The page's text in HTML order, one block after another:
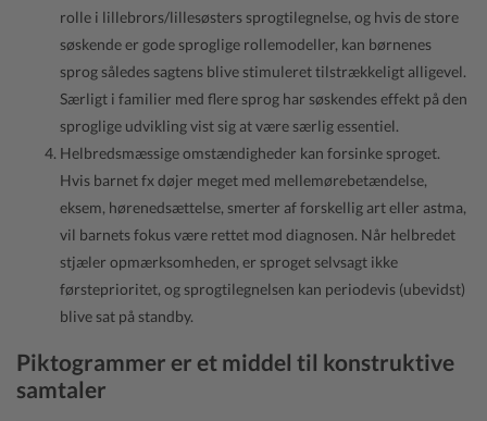
rolle i lillebrors/lillesøsters sprogtilegnelse, og hvis de store
søskende er gode sproglige rollemodeller, kan børnenes
sprog således sagtens blive stimuleret tilstrækkeligt alligevel.
Særligt i familier med flere sprog har søskendes effekt på den
sproglige udvikling vist sig at være særlig essentiel.
Helbredsmæssige omstændigheder kan forsinke sproget.
Hvis barnet fx døjer meget med mellemørebetændelse,
eksem, hørenedsættelse, smerter af forskellig art eller astma,
vil barnets fokus være rettet mod diagnosen. Når helbredet
stjæler opmærksomheden, er sproget selvsagt ikke
førsteprioritet, og sprogtilegnelsen kan periodevis (ubevidst)
blive sat på standby.
Piktogrammer er et middel til konstruktive
samtaler